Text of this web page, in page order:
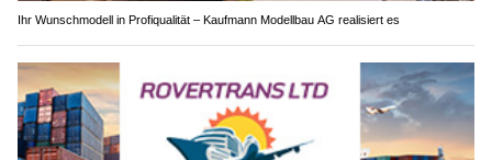
Ihr Wunschmodell in Profiqualität – Kaufmann Modellbau AG realisiert es